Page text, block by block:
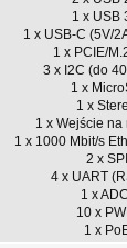
1 x USB
1 x USB-C (5V/
1 x PCIE/
3 x I2C (do
1 x
1 x
1 x Wejście na
1 x 1000 Mbit/s
2 x SPI
4 x UART
1 x ADC
10 x
1 x